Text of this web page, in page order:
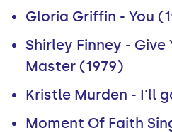
Gloria Griffin - You
Shirley Finney - Give
Master (1979)
Kristle Murden - I'll
Moment Of Faith